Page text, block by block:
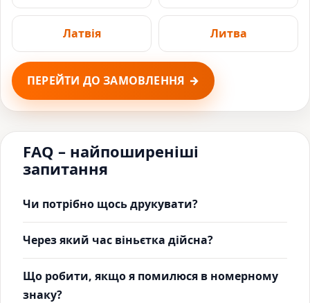
Латвія Литва
ПЕРЕЙТИ ДО ЗАМОВЛЕННЯ
FAQ – найпоширеніші
запитання
Чи потрібно щось друкувати?
Через який час віньєтка дійсна?
Що робити, якщо я помилюся в номерному
знаку?